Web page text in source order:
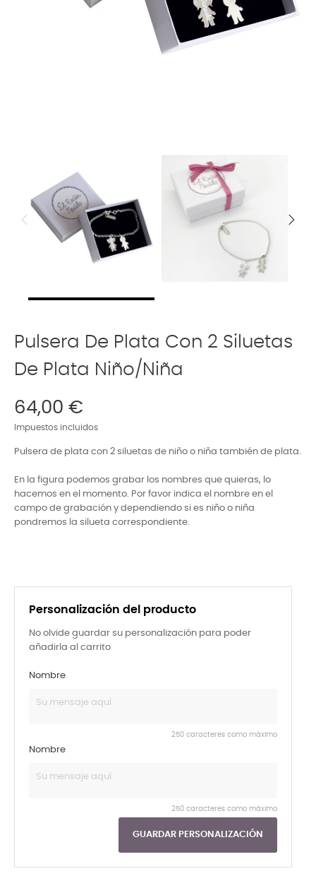
Pulsera De Plata Con 2 Siluetas
De Plata Niño/niña
64,00 €
Impuestos incluidos
Pulsera de plata con 2 siluetas de niño o niña también de plata.
En la figura podemos grabar los nombres que quieras, lo
hacemos en el momento. Por favor indica el nombre en el
campo de grabación y dependiendo si es niño o niña
pondremos la silueta correspondiente.
Personalización del producto
No olvide guardar su personalización para poder
añadirla al carrito
Nombre
250 caracteres como máximo
Nombre
250 caracteres como máximo
GUARDAR PERSONALIZACIÓN